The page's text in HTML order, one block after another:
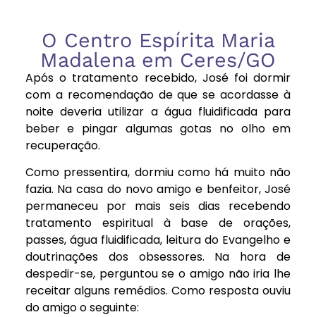
O Centro Espírita Maria
Madalena em Ceres/GO
Após o tratamento recebido, José foi dormir
com a recomendação de que se acordasse à
noite deveria utilizar a água fluidificada para
beber e pingar algumas gotas no olho em
recuperação.
Como pressentira, dormiu como há muito não
fazia. Na casa do novo amigo e benfeitor, José
permaneceu por mais seis dias recebendo
tratamento espiritual à base de orações,
passes, água fluidificada, leitura do Evangelho e
doutrinações dos obsessores. Na hora de
despedir-se, perguntou se o amigo não iria lhe
receitar alguns remédios. Como resposta ouviu
do amigo o seguinte: